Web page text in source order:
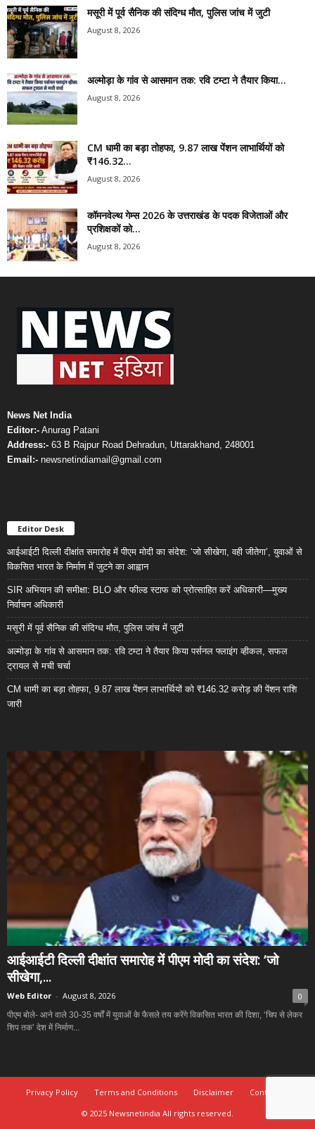
मसूरी में पूर्व सैनिक की संदिग्ध मौत, पुलिस जांच में जुटी
August 8, 2026
अल्मोड़ा के गांव से आसमान तक: रवि टम्टा ने तैयार किया...
August 8, 2026
CM धामी का बड़ा तोहफा, 9.87 लाख पेंशन लाभार्थियों को
₹146.32...
August 8, 2026
कॉमनवेल्थ गेम्स 2026 के उत्तराखंड के पदक विजेताओं और
प्रशिक्षकों को...
August 8, 2026
News Net India
Editor:- Anurag Patani
Address:- 63 B Rajpur Road Dehradun, Uttarakhand, 248001
Email:- newsnetindiamail@gmail.com
Editor Desk
आईआईटी दिल्ली दीक्षांत समारोह में पीएम मोदी का संदेश: ‘जो सीखेगा, वही जीतेगा’, युवाओं से
विकसित भारत के निर्माण में जुटने का आह्वान
SIR अभियान की समीक्षा: BLO और फील्ड स्टाफ को प्रोत्साहित करें अधिकारी—मुख्य
निर्वाचन अधिकारी
मसूरी में पूर्व सैनिक की संदिग्ध मौत, पुलिस जांच में जुटी
अल्मोड़ा के गांव से आसमान तक: रवि टम्टा ने तैयार किया पर्सनल फ्लाइंग व्हीकल, सफल
ट्रायल से मची चर्चा
CM धामी का बड़ा तोहफा, 9.87 लाख पेंशन लाभार्थियों को ₹146.32 करोड़ की पेंशन राशि
जारी
आईआईटी दिल्ली दीक्षांत समारोह में पीएम मोदी का संदेश: ‘जो
सीखेगा,...
Web Editor - August 8, 2026 0
पीएम बोले- आने वाले 30-35 वर्षों में युवाओं के फैसले तय करेंगे विकसित भारत की दिशा, ‘चिप से लेकर
शिप तक’ देश में निर्माण...
Privacy Policy Terms and Conditions Disclaimer
Contact Us
© 2025 Newsnetindia All rights reserved.